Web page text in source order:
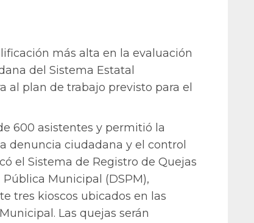
más alta en la evaluación
del Sistema Estatal
al plan de trabajo previsto para el
600 asistentes y permitió la
denuncia ciudadana y el control
el Sistema de Registro de Quejas
Municipal (DSPM),
tres kioscos ubicados en las
Las quejas serán